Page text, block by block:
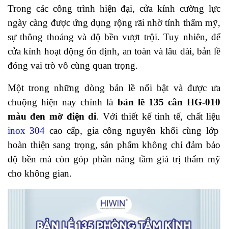
Trong các công trình hiện đại, cửa kính cường lực
ngày càng được ứng dụng rộng rãi nhờ tính thẩm mỹ,
sự thông thoáng và độ bền vượt trội. Tuy nhiên, để
cửa kính hoạt động ổn định, an toàn và lâu dài, bản lề
đóng vai trò vô cùng quan trọng.
Một trong những dòng bản lề nổi bật và được ưa
chuộng hiện nay chính là bản lề 135 cân HG-010
màu đen mờ điện di. Với thiết kế tinh tế, chất liệu
inox 304 cao cấp, gia công nguyên khối cùng lớp
hoàn thiện sang trọng, sản phẩm không chỉ đảm bảo
độ bền mà còn góp phần nâng tầm giá trị thẩm mỹ
cho không gian.